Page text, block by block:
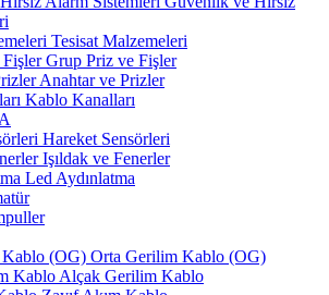
Tesisat Malzemeleri
Grup Priz ve Fişler
Anahtar ve Prizler
Kablo Kanalları
Hareket Sensörleri
Işıldak ve Fenerler
Led Aydınlatma
Orta Gerilim Kablo (OG)
Alçak Gerilim Kablo